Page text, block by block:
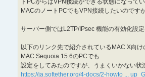
トPCからはVPN接続ができる状態になってい
MACのノートPCでもVPN接続したいのです
サーバー側ではL2TP/IPsec 機能の有効化設定
以下のリンク先で紹介されているMAC X向
MAC Sequoia 15.6のPCでも
設定をしてみたのですが、うまくいかない状
https://ja.softether.org/4-docs/2-howto ...